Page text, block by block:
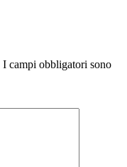
I campi obbligatori sono